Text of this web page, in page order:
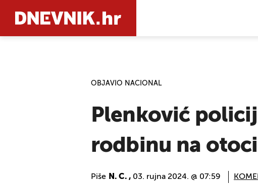
OBJAVIO NACIONAL
Plenković
rodbinu na
Piše N. C. , 03. rujna 2024. @ 07:59